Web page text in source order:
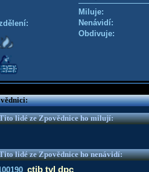
Miluje:
Nenávidí:
Obdivuje:
lidé ze Zpovědnice ho milují:
lidé ze Zpovědnice ho nenávidí:
ctjb tvl dpc